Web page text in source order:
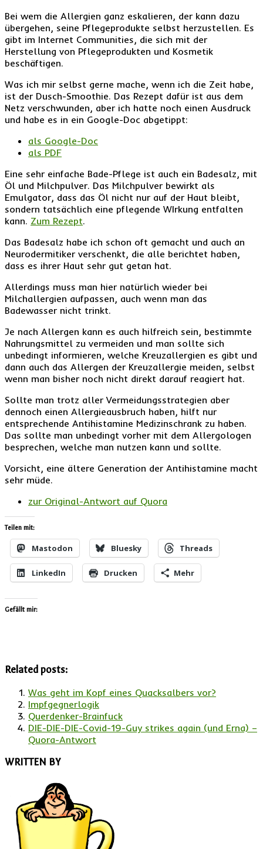
Bei wem die Allergien ganz eskalieren, der kann dazu
übergehen, seine Pflegeprodukte selbst herzustellen. Es
gibt im Internet Communities, die sich mit der
Herstellung von Pflegeprodukten und Kosmetik
beschäftigen.
Was ich mir selbst gerne mache, wenn ich die Zeit habe,
ist der Dusch-Smoothie. Das Rezept dafür ist aus dem
Netz verschwunden, aber ich hatte noch einen Ausdruck
und habe es in ein Google-Doc abgetippt:
als Google-Doc
als PDF
Eine sehr einfache Bade-Pflege ist auch ein Badesalz, mit
Öl und Milchpulver. Das Milchpulver bewirkt als
Emulgator, dass das Öl nicht nur auf der Haut bleibt,
sondern tatsächlich eine pflegende WIrkung entfalten
kann. Zum Rezept.
Das Badesalz habe ich schon oft gemacht und auch an
Neurodermitiker verschenkt, die alle berichtet haben,
dass es ihrer Haut sehr gut getan hat.
Allerdings muss man hier natürlich wieder bei
Milchallergien aufpassen, auch wenn man das
Badewasser nicht trinkt.
Je nach Allergen kann es auch hilfreich sein, bestimmte
Nahrungsmittel zu vermeiden und man sollte sich
unbedingt informieren, welche Kreuzallergien es gibt und
dann auch das Allergen der Kreuzallergie meiden, selbst
wenn man bisher noch nicht direkt darauf reagiert hat.
Sollte man trotz aller Vermeidungsstrategien aber
dennoch einen Allergieausbruch haben, hilft nur
entsprechende Antihistamine Medizinschrank zu haben.
Das sollte man unbedingt vorher mit dem Allergologen
besprechen, welche man nutzen kann und sollte.
Vorsicht, eine ältere Generation der Antihistamine macht
sehr müde.
zur Original-Antwort auf Quora
Teilen mit:
Mastodon Bluesky Threads
LinkedIn Drucken Mehr
Gefällt mir:
Related posts:
Was geht im Kopf eines Quacksalbers vor?
Impfgegnerlogik
Querdenker-Brainfuck
DIE-DIE-DIE-Covid-19-Guy strikes again (und Erna) –
Quora-Antwort
WRITTEN BY